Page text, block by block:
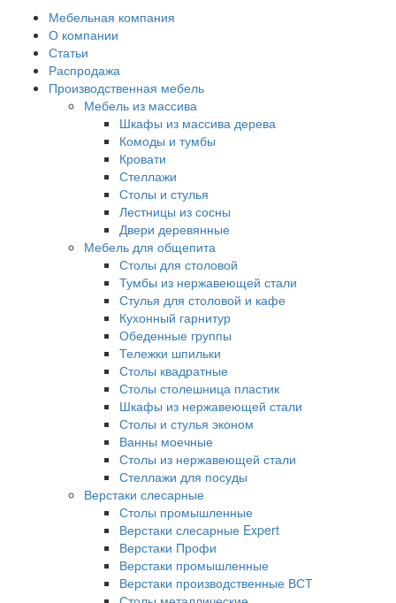
Мебельная компания
О компании
Статьи
Распродажа
Производственная мебель
Мебель из массива
Шкафы из массива дерева
Комоды и тумбы
Кровати
Стеллажи
Столы и стулья
Лестницы из сосны
Двери деревянные
Мебель для общепита
Столы для столовой
Тумбы из нержавеющей стали
Стулья для столовой и кафе
Кухонный гарнитур
Обеденные группы
Тележки шпильки
Столы квадратные
Столы столешница пластик
Шкафы из нержавеющей стали
Столы и стулья эконом
Ванны моечные
Столы из нержавеющей стали
Стеллажи для посуды
Верстаки слесарные
Столы промышленные
Верстаки слесарные Expert
Верстаки Профи
Верстаки промышленные
Верстаки производственные ВСТ